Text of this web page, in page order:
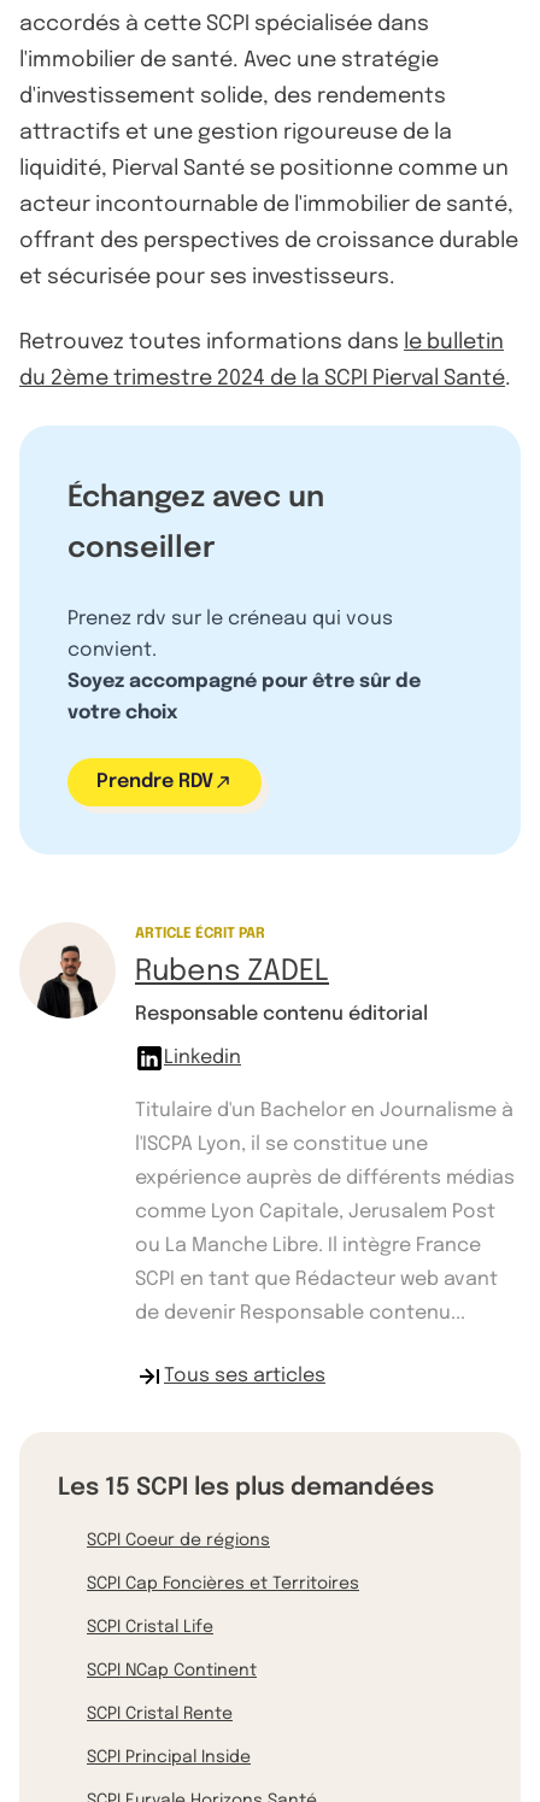
accordés à cette SCPI spécialisée dans
l'immobilier de santé. Avec une stratégie
d'investissement solide, des rendements
attractifs et une gestion rigoureuse de la
liquidité, Pierval Santé se positionne comme un
acteur incontournable de l'immobilier de santé,
offrant des perspectives de croissance durable
et sécurisée pour ses investisseurs.
Retrouvez toutes informations dans le bulletin
du 2ème trimestre 2024 de la SCPI Pierval Santé.
Échangez avec un
conseiller
Prenez rdv sur le créneau qui vous
convient.
Soyez accompagné pour être sûr de
votre choix
Prendre RDV
ARTICLE ÉCRIT PAR
Rubens ZADEL
Responsable contenu éditorial
Linkedin
Titulaire d'un Bachelor en Journalisme à
l'ISCPA Lyon, il se constitue une
expérience auprès de différents médias
comme Lyon Capitale, Jerusalem Post
ou La Manche Libre. Il intègre France
SCPI en tant que Rédacteur web avant
de devenir Responsable contenu...
Tous ses articles
Les 15 SCPI les plus demandées
SCPI Coeur de régions
SCPI Cap Foncières et Territoires
SCPI Cristal Life
SCPI NCap Continent
SCPI Cristal Rente
SCPI Principal Inside